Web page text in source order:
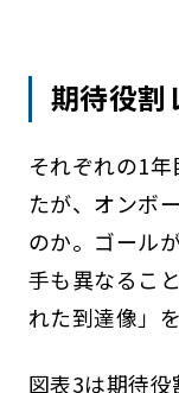
期待役割
それぞれの1
たが、オンボ
のか。ゴール
手も異なるこ
れた到達像」
図表3は期待